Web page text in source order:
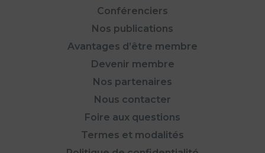
Conférenciers
Nos publications
Avantages d’être membre
Devenir membre
Nos partenaires
Nous contacter
Foire aux questions
Termes et modalités